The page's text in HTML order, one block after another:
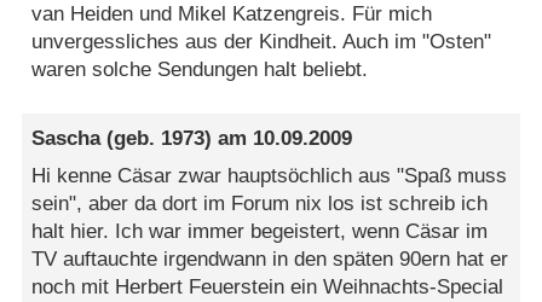
van Heiden und Mikel Katzengreis. Für mich
unvergessliches aus der Kindheit. Auch im "Osten"
waren solche Sendungen halt beliebt.
Sascha(geb. 1973) am 10.09.2009
Hi kenne Cäsar zwar hauptsöchlich aus "Spaß muss
sein", aber da dort im Forum nix los ist schreib ich
halt hier. Ich war immer begeistert, wenn Cäsar im
TV auftauchte irgendwann in den späten 90ern hat er
noch mit Herbert Feuerstein ein Weihnachts-Special